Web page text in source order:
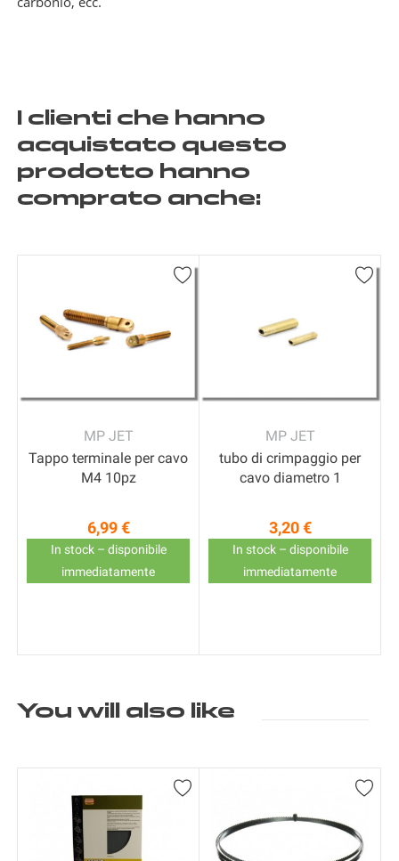
I clienti che hanno
acquistato questo
prodotto hanno
comprato anche:
MP JET
Tappo terminale per cavo
M4 10pz
Prezzo
6,99 €
In stock – disponibile
immediatamente
MP JET
tubo di crimpaggio per
cavo diametro 1
Prezzo
3,20 €
In stock – disponibile
immediatamente
You will also like